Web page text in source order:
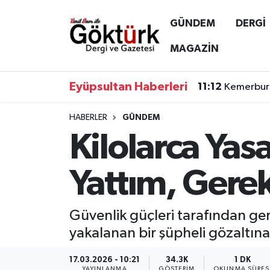
GÜNDEM DERGİ
MAGAZİN
Eyüpsultan Haberleri 11:12
HABERLER GÜNDEM
Kilolarca
Yattım,
Güvenlik güçleri tarafından
yakalanan bir şüpheli gözaltına
17.03.2026 - 10:21
YAYINLANMA
34.3K
GÖSTERIM
1 DK
OKUNMA
Anne Çocuk
EĞİTİM
GÖKTÜRK
GÜNDEM
Eyüpsultan Hava Durumu
Tüm Manşetler
Son Dakika Haberleri